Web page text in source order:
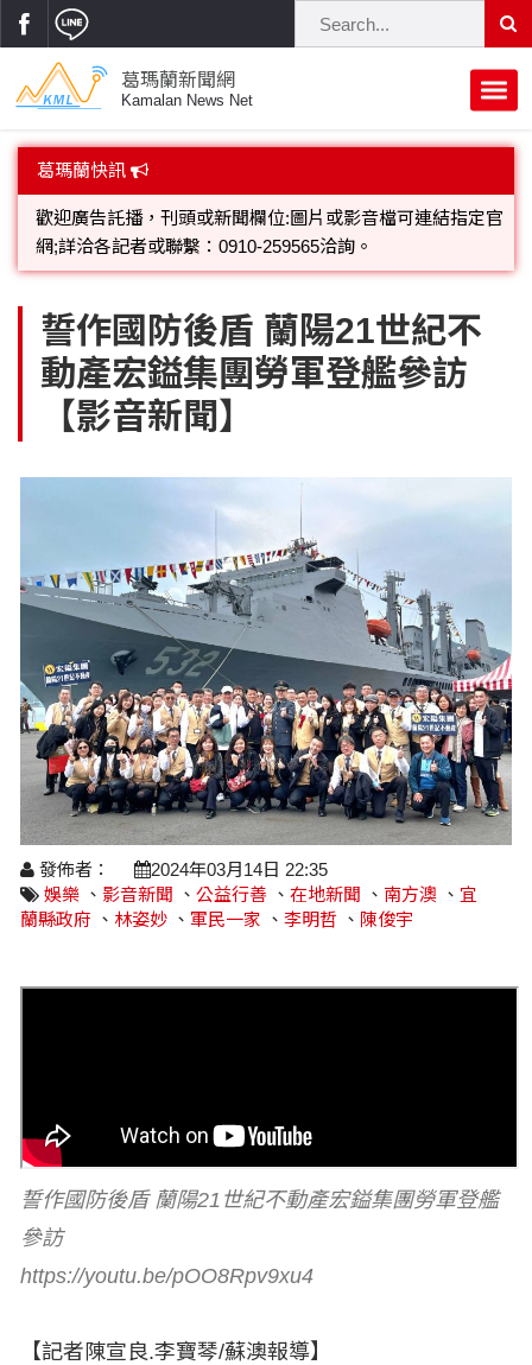
葛瑪蘭新聞網
Kamalan News Net
首頁
蘭陽大代誌
府會議題
街坊大小事
交通警消
原住民動態
立法院
黨政新聞
府院動態
選舉新聞
總統大選
立委選舉
縣市長選舉
鄉鎮長村里長選舉
溫馨關懷
親子活動
公益行善
藝文走廊
民俗薪傳
專題講座
水色流光映城東～名家齊聚展藝風
時尚你我他
時尚行業
景點介紹
醫藥新訊
【博愛醫療公益服務隊】專欄
產業科技
產業招商
求職徵才
財經稅務
農林漁牧
房產理財
網友爆料
檢舉投訴
活動專頁
讀者投稿
全國運動會
宜蘭國際童玩節
宜蘭綠色博覽會
葛瑪蘭快訊
歡迎廣告託播，刊頭或新聞欄位:圖片或影音檔可連結指定官
網;詳洽各記者或聯繫：0910-259565洽詢。
支持愛戴，本網讀者點閱對象已逾20萬人!
誓作國防後盾 蘭陽21世紀不
動產宏鎰集團勞軍登艦參訪
【影音新聞】
發佈者：
2024年03月14日 22:35
娛樂 、 影音新聞 、 公益行善 、 在地新聞 、 南方澳 、 宜
蘭縣政府 、 林姿妙 、 軍民一家 、 李明哲 、 陳俊宇
誓作國防後盾 蘭陽21世紀不動產宏鎰集團勞軍登艦
參訪
https://youtu.be/pOO8Rpv9xu4
【記者陳宣良.李寶琴/蘇澳報導】